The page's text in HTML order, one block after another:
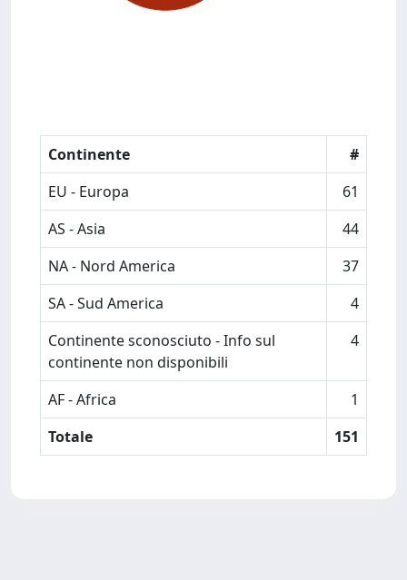
Continente
#
EU - Europa
61
AS - Asia
44
NA - Nord America
37
SA - Sud America
4
Continente sconosciuto - Info sul
continente non disponibili
4
AF - Africa
1
Totale
151